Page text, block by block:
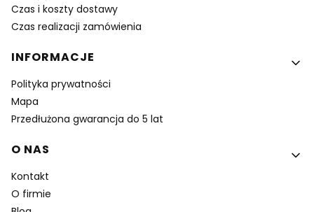
Czas i koszty dostawy
Czas realizacji zamówienia
INFORMACJE
Polityka prywatności
Mapa
Przedłużona gwarancja do 5 lat
O NAS
Kontakt
O firmie